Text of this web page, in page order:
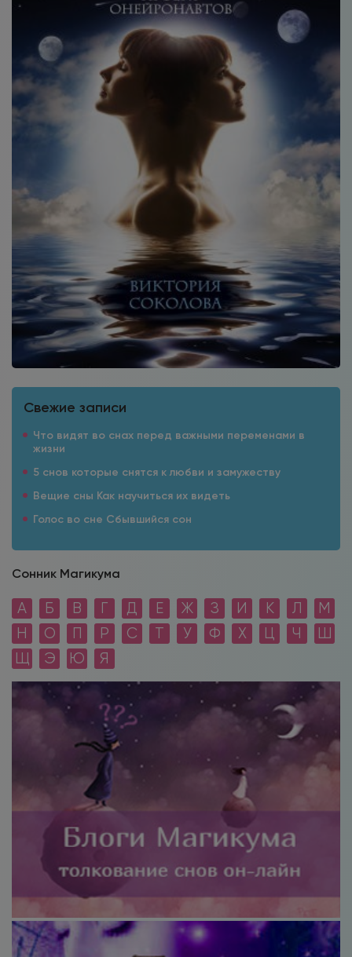
Свежие записи
Что видят во снах перед важными переменами в
жизни
5 снов которые снятся к любви и замужеству
Вещие сны Как научиться их видеть
Голос во сне Сбывшийся сон
Сонник Магикума
А Б В Г Д Е Ж З И К Л
М
Н
О П Р С Т У Ф Х Ц Ч
Ш
Щ
Э Ю Я